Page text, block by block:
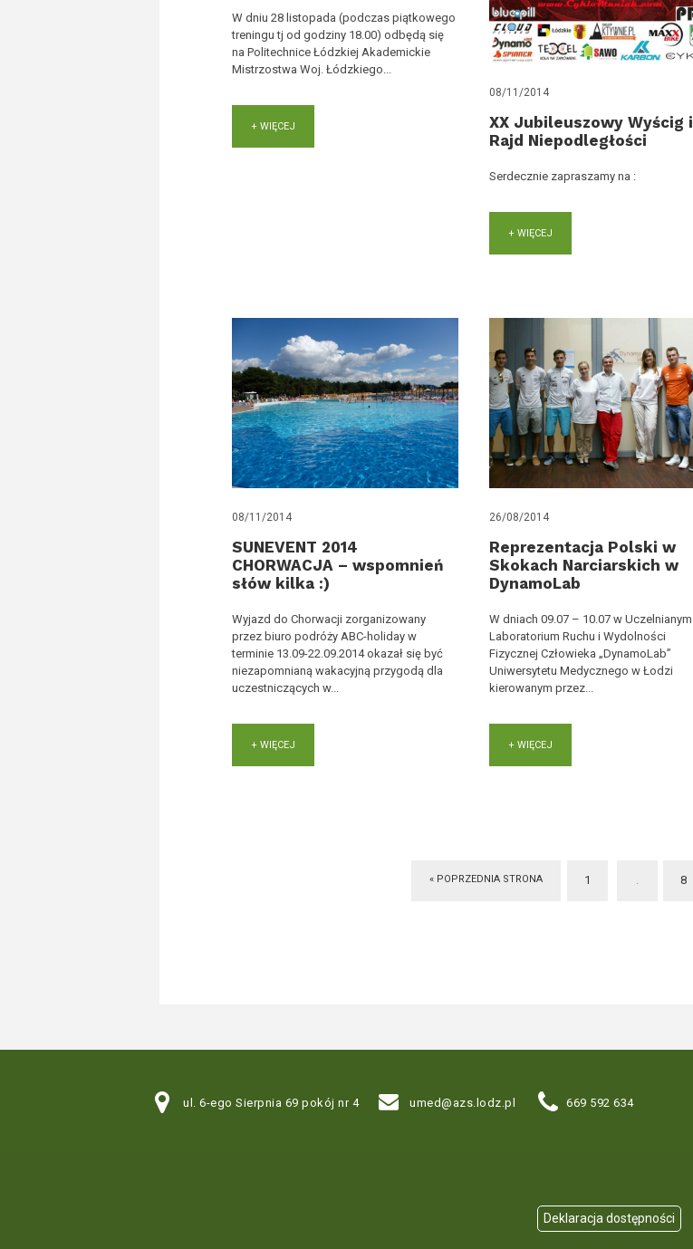
W dniu 28 listopada (podczas piątkowego
treningu tj od godziny 18.00) odbędą się
na Politechnice Łódzkiej Akademickie
Mistrzostwa Woj. Łódzkiego...
+ WIĘCEJ
08/11/2014
XX Jubileuszowy Wyścig i
Rajd Niepodległości
Serdecznie zapraszamy na :
+ WIĘCEJ
08/11/2014
SUNEVENT 2014
CHORWACJA – wspomnień
słów kilka :)
Wyjazd do Chorwacji zorganizowany
przez biuro podróży ABC-holiday w
terminie 13.09-22.09.2014 okazał się być
niezapomnianą wakacyjną przygodą dla
uczestniczących w...
+ WIĘCEJ
26/08/2014
Reprezentacja Polski w
Skokach Narciarskich w
DynamoLab
W dniach 09.07 – 10.07 w Uczelnianym
Laboratorium Ruchu i Wydolności
Fizycznej Człowieka „DynamoLab”
Uniwersytetu Medycznego w Łodzi
kierowanym przez...
+ WIĘCEJ
« POPRZEDNIA STRONA 1 8
ul. 6-ego Sierpnia 69 pokój nr 4 umed@azs.lodz.pl 669 592 634